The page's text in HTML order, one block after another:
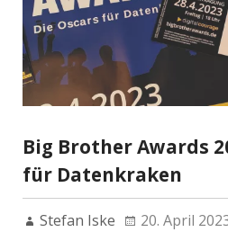
Big Brother Awards
für Datenkraken
Stefan Iske
20. April